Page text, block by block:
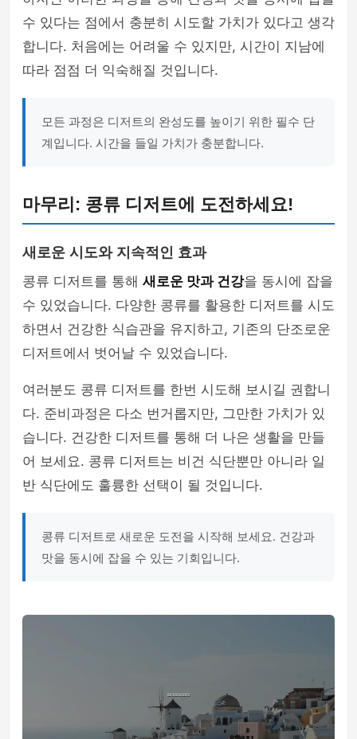
수 있다는 점에서 충분히 시도할 가치가 있다고 생각
합니다. 처음에는 어려울 수 있지만, 시간이 지남에
따라 점점 더 익숙해질 것입니다.
모든 과정은 디저트의 완성도를 높이기 위한 필수 단
계입니다. 시간을 들일 가치가 충분합니다.
마무리: 콩류 디저트에 도전하세요!
새로운 시도와 지속적인 효과
콩류 디저트를 통해 새로운 맛과 건강을 동시에 잡을
수 있었습니다. 다양한 콩류를 활용한 디저트를 시도
하면서 건강한 식습관을 유지하고, 기존의 단조로운
디저트에서 벗어날 수 있었습니다.
여러분도 콩류 디저트를 한번 시도해 보시길 권합니
다. 준비과정은 다소 번거롭지만, 그만한 가치가 있
습니다. 건강한 디저트를 통해 더 나은 생활을 만들
어 보세요. 콩류 디저트는 비건 식단뿐만 아니라 일
반 식단에도 훌륭한 선택이 될 것입니다.
콩류 디저트로 새로운 도전을 시작해 보세요. 건강과
맛을 동시에 잡을 수 있는 기회입니다.